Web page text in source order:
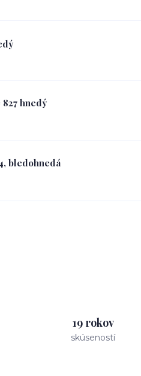
hnedý
bledohnedá
19 rokov
skúseností